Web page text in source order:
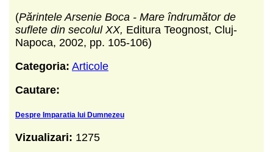
(Părintele Arsenie Boca - Mare îndrumător de
suflete din secolul XX, Editura Teognost, Cluj-
Napoca, 2002, pp. 105-106)
Categoria: Articole
Cautare:
Despre Imparatia lui Dumnezeu
Vizualizari: 1275